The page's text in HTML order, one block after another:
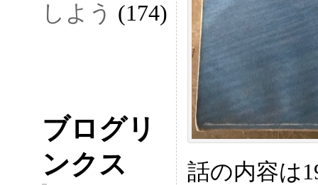
しよう (174)
ブログリ
ンクス
話の内容は